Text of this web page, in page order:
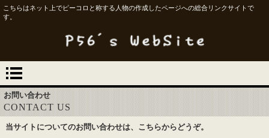
こちらはネット上でピーコロと称する人物の作成したページへの総合リンクサイトで
す。
お問い合わせ
CONTACT US
当サイトについてのお問い合わせは、こちらからどうぞ。